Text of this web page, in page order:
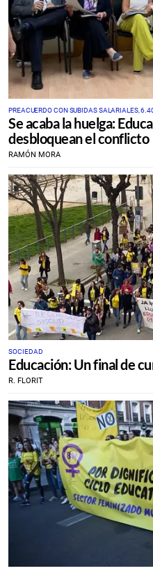
PREACUERDO CON SUBIDAS SALARIALES,
INMINENTE DE LA HUELGA
Se acaba la huelga:
desbloquean el conflicto
RAMÓN MORA
SOCIEDAD
Educación: Un final de
R. FLORIT